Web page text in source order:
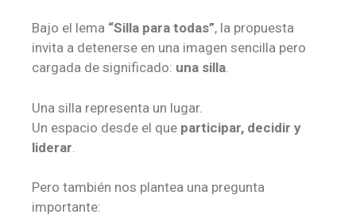
Bajo el lema “Silla para todas”, la propuesta
invita a detenerse en una imagen sencilla pero
cargada de significado: una silla.
Una silla representa un lugar.
Un espacio desde el que participar, decidir y
liderar
Pero también nos plantea una pregunta
importante: